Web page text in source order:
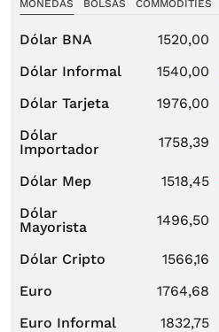
MONEDAS BOLSAS COMMODITIES
Dólar BNA 1520,00
Dólar Informal
1540,00
Dólar Tarjeta
1976,00
Dólar
Importador
1758,39
Dólar Mep 1518,45
Dólar
Mayorista
1496,50
Dólar Cripto 1566,16
Euro
1764,68
Euro Informal
1832,75